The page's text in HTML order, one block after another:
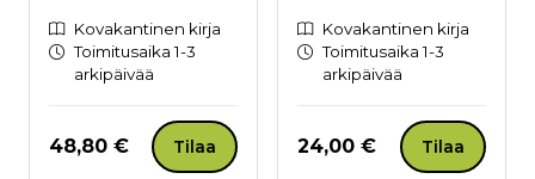
Kovakantinen kirja
Toimitusaika 1-3
arkipäivää
Hinta nyt
48,80 € Tilaa
Kovakantinen kirja
Toimitusaika 1-3
arkipäivää
Hinta nyt
24,00 € Tilaa